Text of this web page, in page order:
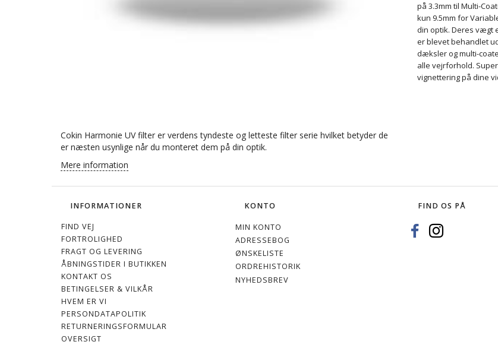
Cokin Harmonie UV filter er verdens tyndeste og letteste filter serie hvilket betyder de
er næsten usynlige når du monteret dem på din optik.
Mere information
på 3.3mm til Multi-
kun 9.5mm for
din optik. Deres vægt
er blevet behandlet
dæksler og multi-
alle vejrforhold.
vignettering på dine
INFORMATIONER
FIND VEJ
FORTROLIGHED
FRAGT OG LEVERING
ÅBNINGSTIDER I BUTIKKEN
KONTAKT OS
BETINGELSER & VILKÅR
HVEM ER VI
PERSONDATAPOLITIK
RETURNERINGSFORMULAR
OVERSIGT
KONTO
MIN KONTO
ADRESSEBOG
ØNSKELISTE
ORDREHISTORIK
NYHEDSBREV
FIND OS PÅ